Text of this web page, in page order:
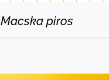
Macska piros